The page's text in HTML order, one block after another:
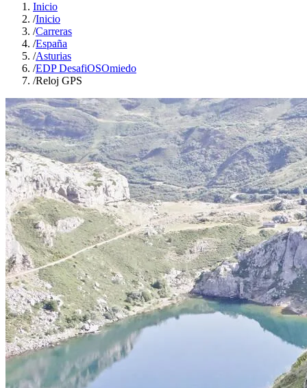
Inicio
/Inicio
/Carreras
/España
/Asturias
/EDP DesafiOSOmiedo
/Reloj GPS